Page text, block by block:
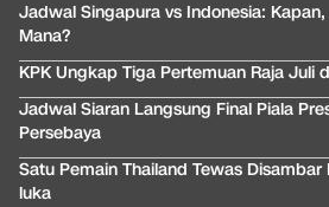
Jadwal Singapura vs Indonesia:
Mana?
KPK Ungkap Tiga Pertemuan Raja Juli
Jadwal Siaran Langsung Final Piala
Persebaya
Satu Pemain Thailand Tewas
luka